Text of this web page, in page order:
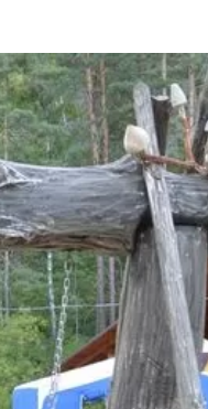
Общая информация
Как добраться
Люди, прославившие Алтай
Карты и буклеты